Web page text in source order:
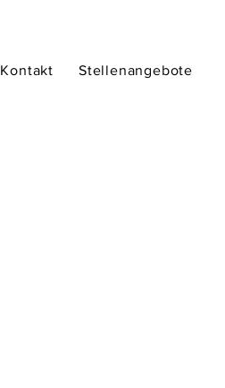
Kontakt Stellenangebote